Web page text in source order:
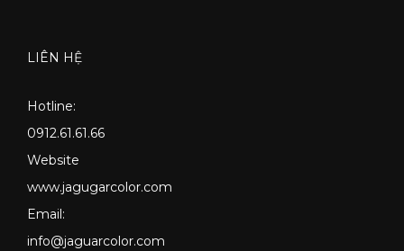
LIÊN HỆ
Hotline:
0912.61.61.66
Website
www.jagugarcolor.com
Email:
info@jaguarcolor.com